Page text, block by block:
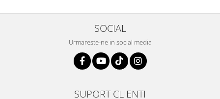
SOCIAL
Urmareste-ne in social media
SUPORT CLIENTI